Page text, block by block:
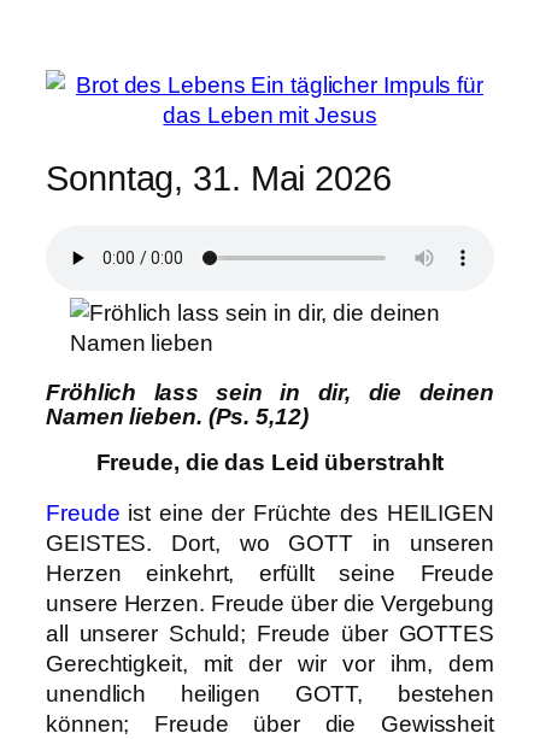
Sonntag, 31. Mai 2026
Fröhlich lass sein in dir, die deinen
Namen lieben. (Ps. 5,12)
Freude, die das Leid überstrahlt
Freude ist eine der Früchte des HEILIGEN
GEISTES. Dort, wo GOTT in unseren
Herzen einkehrt, erfüllt seine Freude
unsere Herzen. Freude über die Vergebung
all unserer Schuld; Freude über GOTTES
Gerechtigkeit, mit der wir vor ihm, dem
unendlich heiligen GOTT, bestehen
können; Freude über die Gewissheit